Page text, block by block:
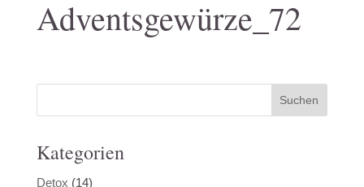
Adventsgewürze_72
Kategorien
Detox (14)